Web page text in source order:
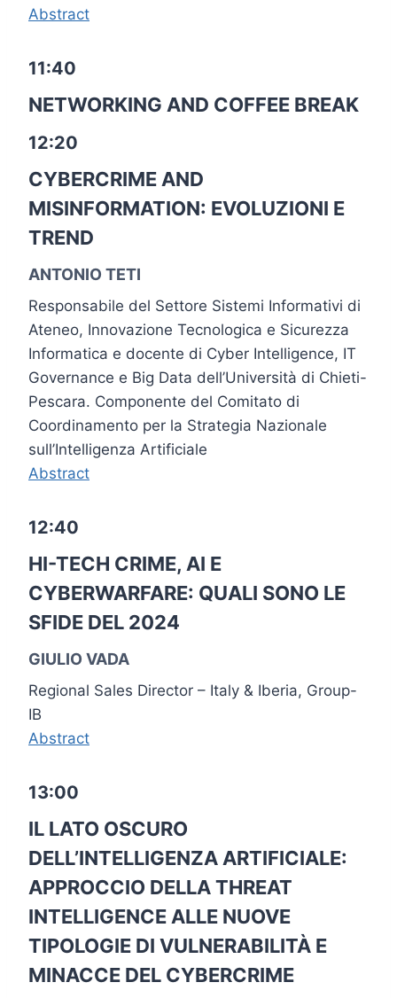
Abstract
11:40
NETWORKING AND COFFEE BREAK
12:20
CYBERCRIME AND
MISINFORMATION: EVOLUZIONI E
TREND
ANTONIO TETI
Responsabile del Settore Sistemi Informativi di
Ateneo, Innovazione Tecnologica e Sicurezza
Informatica e docente di Cyber Intelligence, IT
Governance e Big Data dell’Università di Chieti-
Pescara. Componente del Comitato di
Coordinamento per la Strategia Nazionale
sull’Intelligenza Artificiale
Abstract
12:40
HI-TECH CRIME, AI E
CYBERWARFARE: QUALI SONO LE
SFIDE DEL 2024
GIULIO VADA
Regional Sales Director – Italy & Iberia, Group-
IB
Abstract
13:00
IL LATO OSCURO
DELL’INTELLIGENZA ARTIFICIALE:
APPROCCIO DELLA THREAT
INTELLIGENCE ALLE NUOVE
TIPOLOGIE DI VULNERABILITÀ E
MINACCE DEL CYBERCRIME